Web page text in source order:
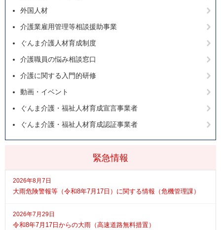
緊急情報
2026年8月7日
大雨危険警報等（令和8年7月17日）に関する情報（危機管理課）
2026年7月29日
令和8年7月17日からの大雨（高速道路無料措置）
外国人材
介護業雇用管理等相談援助事業
ぐんま介護人材育成制度
介護職員の悩み相談窓口
介護に関する入門的研修
動画・イベント
ぐんま介護・福祉人材育成宣言事業者
ぐんま介護・福祉人材育成認証事業者